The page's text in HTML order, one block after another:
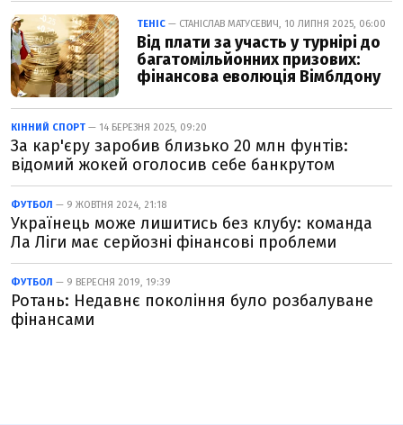
ТЕНІС — СТАНІСЛАВ МАТУСЕВИЧ, 10 ЛИПНЯ 2025, 06:00
Від плати за участь у турнірі до
багатомільйонних призових:
фінансова еволюція Вімблдону
КІННИЙ СПОРТ — 14 БЕРЕЗНЯ 2025, 09:20
За кар'єру заробив близько 20 млн фунтів:
відомий жокей оголосив себе банкрутом
ФУТБОЛ — 9 ЖОВТНЯ 2024, 21:18
Українець може лишитись без клубу: команда
Ла Ліги має серйозні фінансові проблеми
ФУТБОЛ — 9 ВЕРЕСНЯ 2019, 19:39
Ротань: Недавнє покоління було розбалуване
фінансами